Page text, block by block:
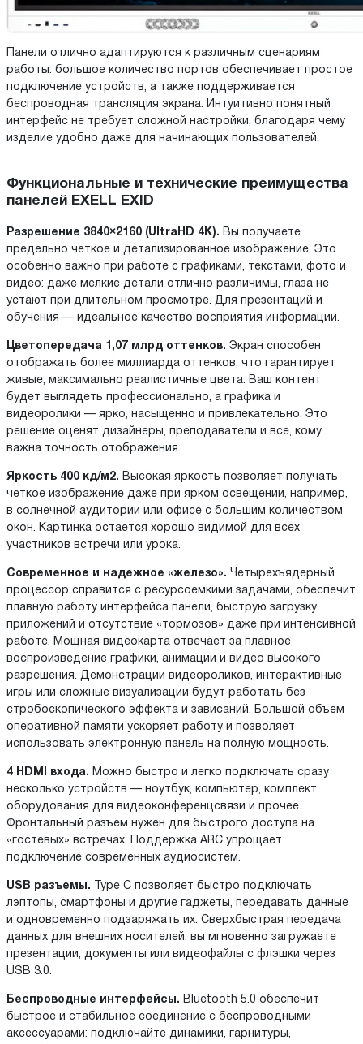
Панели отлично адаптируются к различным сценариям
работы: большое количество портов обеспечивает простое
подключение устройств, а также поддерживается
беспроводная трансляция экрана. Интуитивно понятный
интерфейс не требует сложной настройки, благодаря чему
изделие удобно даже для начинающих пользователей.
Функциональные и технические преимущества
панелей EXELL EXID
Разрешение 3840×2160 (UltraHD 4K). Вы получаете
предельно четкое и детализированное изображение. Это
особенно важно при работе с графиками, текстами, фото и
видео: даже мелкие детали отлично различимы, глаза не
устают при длительном просмотре. Для презентаций и
обучения — идеальное качество восприятия информации.
Цветопередача 1,07 млрд оттенков. Экран способен
отображать более миллиарда оттенков, что гарантирует
живые, максимально реалистичные цвета. Ваш контент
будет выглядеть профессионально, а графика и
видеоролики — ярко, насыщенно и привлекательно. Это
решение оценят дизайнеры, преподаватели и все, кому
важна точность отображения.
Яркость 400 кд/м2. Высокая яркость позволяет получать
четкое изображение даже при ярком освещении, например,
в солнечной аудитории или офисе с большим количеством
окон. Картинка остается хорошо видимой для всех
участников встречи или урока.
Современное и надежное «железо». Четырехъядерный
процессор справится с ресурсоемкими задачами, обеспечит
плавную работу интерфейса панели, быструю загрузку
приложений и отсутствие «тормозов» даже при интенсивной
работе. Мощная видеокарта отвечает за плавное
воспроизведение графики, анимации и видео высокого
разрешения. Демонстрации видеороликов, интерактивные
игры или сложные визуализации будут работать без
стробоскопического эффекта и зависаний. Большой объем
оперативной памяти ускоряет работу и позволяет
использовать электронную панель на полную мощность.
4 HDMI входа. Можно быстро и легко подключать сразу
несколько устройств — ноутбук, компьютер, комплект
оборудования для видеоконференцсвязи и прочее.
Фронтальный разъем нужен для быстрого доступа на
«гостевых» встречах. Поддержка ARC упрощает
подключение современных аудиосистем.
USB разъемы. Type C позволяет быстро подключать
лэптопы, смартфоны и другие гаджеты, передавать данные
и одновременно подзаряжать их. Сверхбыстрая передача
данных для внешних носителей: вы мгновенно загружаете
презентации, документы или видеофайлы с флэшки через
USB 3.0.
Беспроводные интерфейсы. Bluetooth 5.0 обеспечит
быстрое и стабильное соединение с беспроводными
аксессуарами: подключайте динамики, гарнитуры,